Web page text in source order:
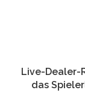
Live-Dealer-
das